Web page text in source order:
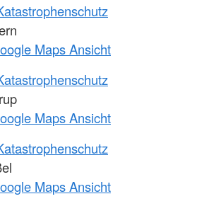
Maps Ansicht
Maps Ansicht
Maps Ansicht